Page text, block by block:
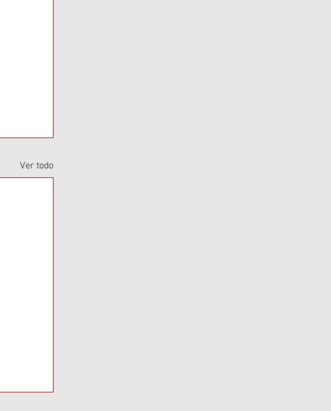
Ver todo